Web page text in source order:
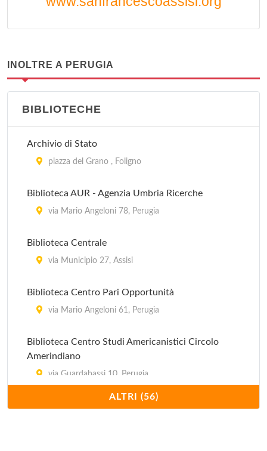
INOLTRE A PERUGIA
BIBLIOTECHE
Archivio di Stato
piazza del Grano , Foligno
Biblioteca AUR - Agenzia Umbria Ricerche
via Mario Angeloni 78, Perugia
Biblioteca Centrale
via Municipio 27, Assisi
Biblioteca Centro Pari Opportunità
via Mario Angeloni 61, Perugia
Biblioteca Centro Studi Americanistici Circolo
Amerindiano
via Guardabassi 10, Perugia
ALTRI (56)